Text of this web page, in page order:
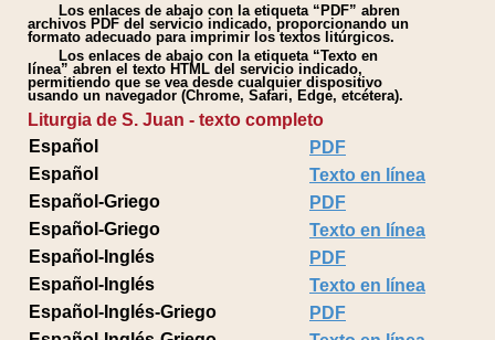
Libros
Calendario
Ayuda
Los enlaces de abajo con la etiqueta “PDF” abren
archivos PDF del servicio indicado, proporcionando un
formato adecuado para imprimir los textos litúrgicos.
Los enlaces de abajo con la etiqueta “Texto en
línea” abren el texto HTML del servicio indicado,
permitiendo que se vea desde cualquier dispositivo
usando un navegador (Chrome, Safari, Edge, etcétera).
Liturgia de S. Juan - texto completo
Español
PDF
Español
Texto en línea
Español-Griego
PDF
Español-Griego
Texto en línea
Español-Inglés
PDF
Español-Inglés
Texto en línea
Español-Inglés-Griego
PDF